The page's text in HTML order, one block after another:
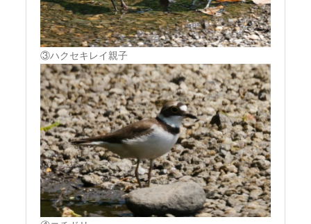
③ハクセキレイ親子